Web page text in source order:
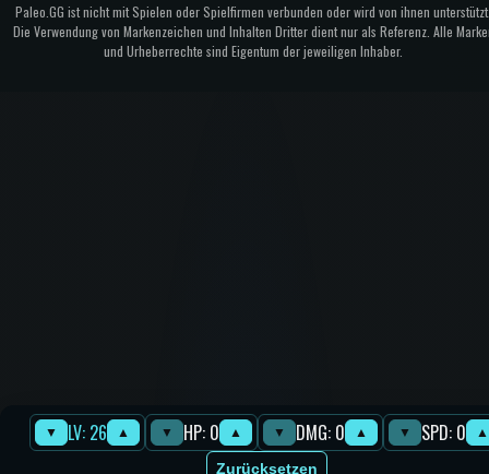
▼ LV: 26 ▲ ▼ HP: 0 ▲ ▼ DMG: 0 ▲ ▼ SPD: 0 ▲
Zurücksetzen
Paleo.GG ist nicht mit Spielen oder Spielfirmen verbunden oder wird von ihnen
Die Verwendung von Markenzeichen und Inhalten Dritter dient nur als Referenz. Alle
und Urheberrechte sind Eigentum der jeweiligen Inhaber.